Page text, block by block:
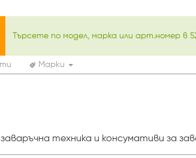
Марки
техника и консумативи за